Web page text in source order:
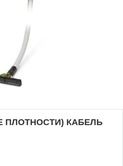
ПЛОТНОСТИ) КАБЕЛЬ